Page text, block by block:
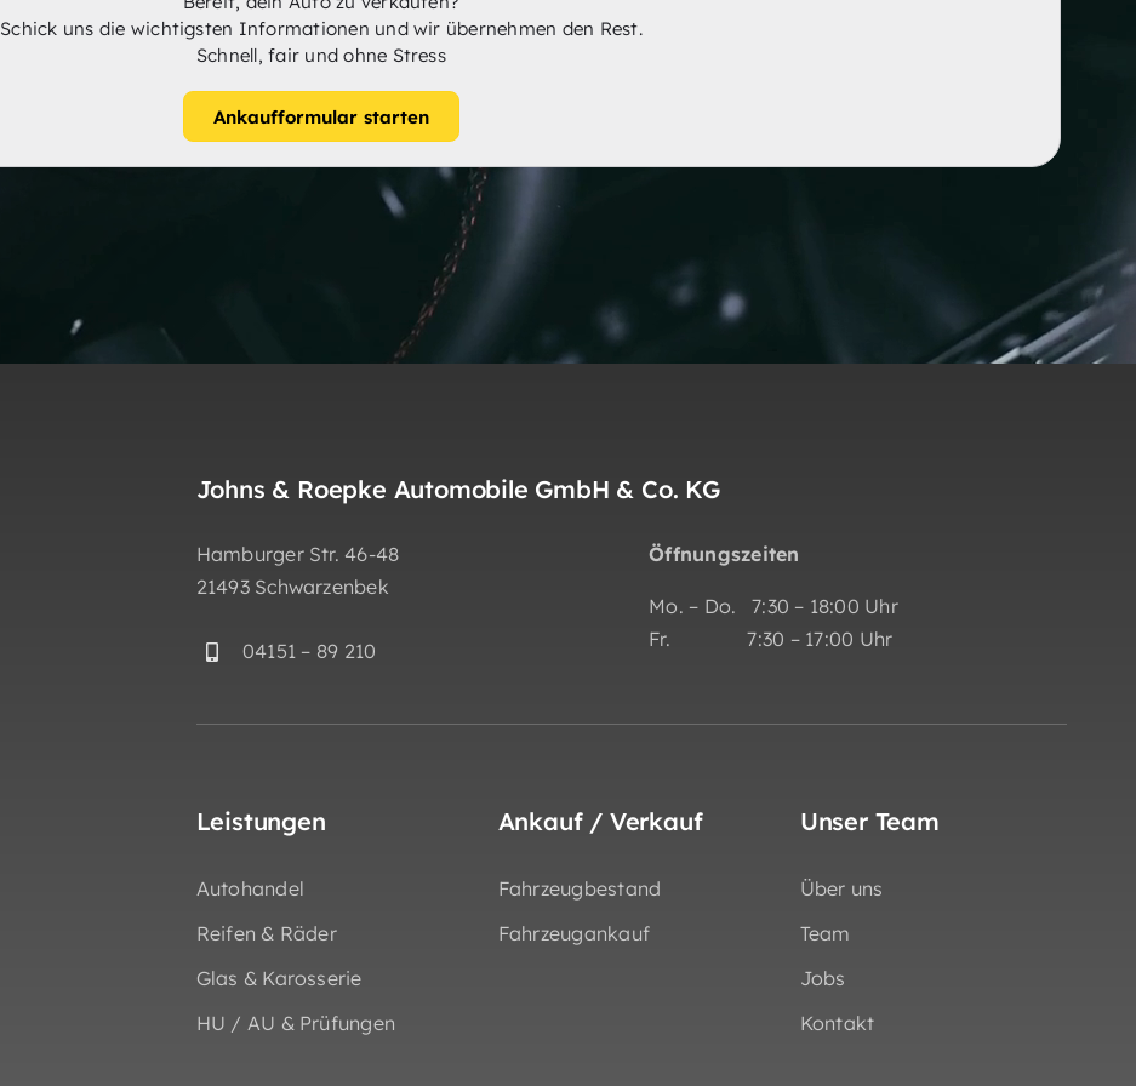
Schick uns die wichtigsten Informationen und wir übernehmen den Rest.
Schnell, fair und ohne Stress
Ankaufformular starten
Johns & Roepke Automobile GmbH & Co. KG
Hamburger Str. 46-48
21493 Schwarzenbek
04151 – 89 210
Öffnungszeiten
Mo. – Do. 7:30 – 18:00 Uhr
Fr. 7:30 – 17:00 Uhr
Leistungen
Autohandel
Reifen & Räder
Glas & Karosserie
HU / AU & Prüfungen
Ankauf / Verkauf
Fahrzeugbestand
Fahrzeugankauf
Unser Team
Über uns
Team
Jobs
Kontakt